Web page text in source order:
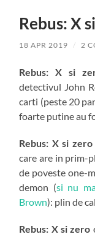
Rebus: X
18 APR 2019 / 2
Rebus: X si
detectivul John
carti (peste 20
foarte putine au
Rebus: X si
care are in prim-
de poveste one-
demon (si nu
Brown): plin de
Rebus: X si zero